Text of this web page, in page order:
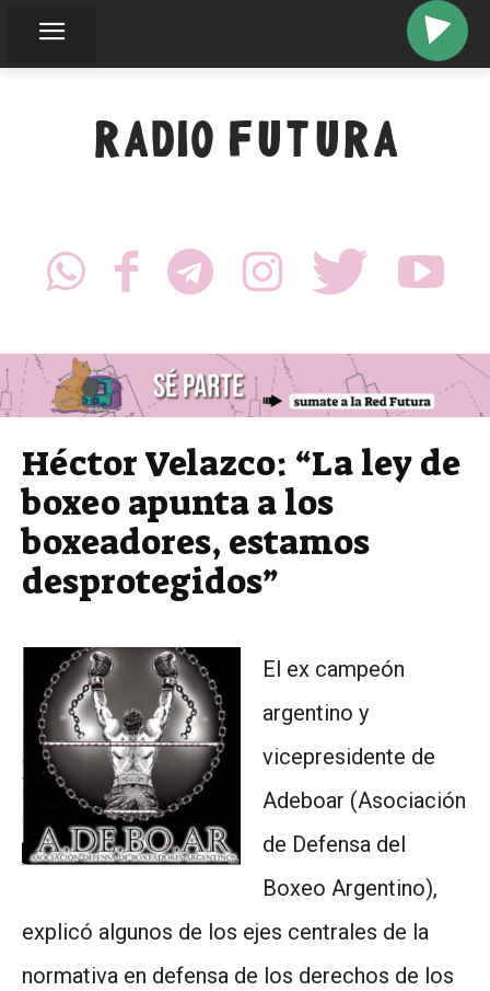
RADIO FUTURA
Héctor Velazco: “La ley de
boxeo apunta a los
boxeadores, estamos
desprotegidos”
El ex campeón
argentino y
vicepresidente de
Adeboar (Asociación
de Defensa del
Boxeo Argentino),
explicó algunos de los ejes centrales de la
normativa en defensa de los derechos de los